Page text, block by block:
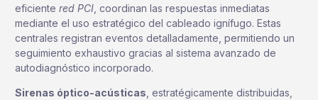
eficiente red PCI , coordinan las respuestas inmediatas
mediante el uso estratégico del cableado ignífugo. Estas
centrales registran eventos detalladamente, permitiendo un
seguimiento exhaustivo gracias al sistema avanzado de
autodiagnóstico incorporado.
Sirenas óptico-acústicas , estratégicamente distribuidas,